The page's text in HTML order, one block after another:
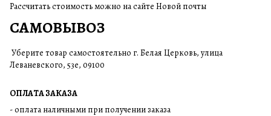
Рассчитать стоимость можно на сайте Новой почты
САМОВЫВОЗ
Уберите товар самостоятельно г. Белая Церковь, улица
Леваневского, 53е, 09100
ОПЛАТА ЗАКАЗА
- оплата наличными при получении заказа